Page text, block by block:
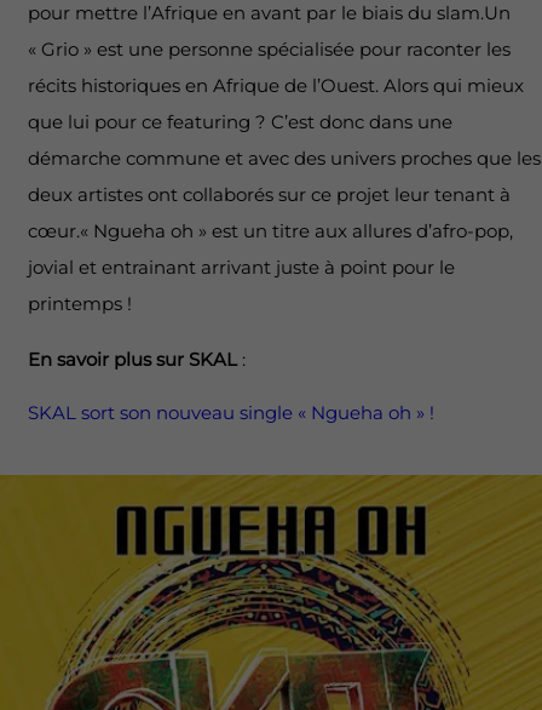
pour mettre l’Afrique en avant par le biais du slam.Un
« Grio » est une personne spécialisée pour raconter les
récits historiques en Afrique de l’Ouest. Alors qui mieux
que lui pour ce featuring ? C’est donc dans une
démarche commune et avec des univers proches que les
deux artistes ont collaborés sur ce projet leur tenant à
cœur.« Ngueha oh » est un titre aux allures d’afro-pop,
jovial et entrainant arrivant juste à point pour le
printemps !
En savoir plus sur SKAL:
SKAL sort son nouveau single « Ngueha oh » !